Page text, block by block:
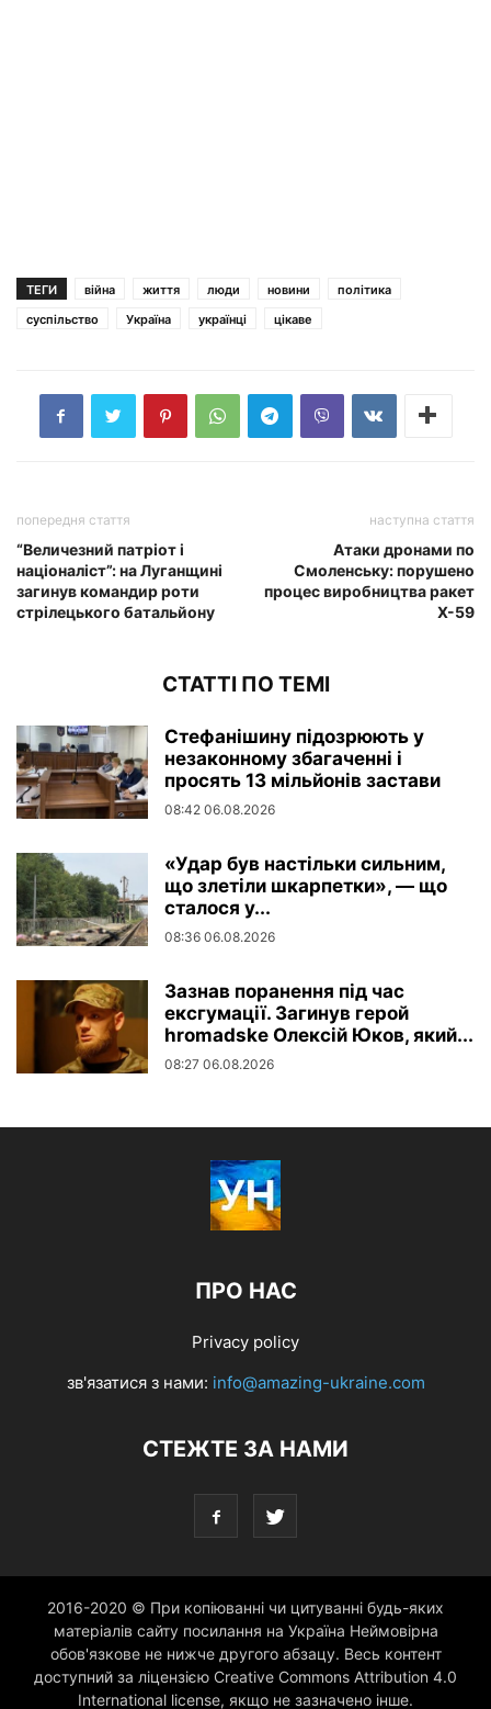
ТЕГИ війна життя люди новини
політика
суспільство
Україна українці цікаве
попередня стаття
“Величезний патріот і
націоналіст”: на Луганщині
загинув командир роти
стрілецького батальйону
наступна стаття
Атаки дронами по
Смоленську: порушено
процес виробництва ракет
Х-59
СТАТТІ ПО ТЕМІ
Стефанішину підозрюють у
незаконному збагаченні і
просять 13 мільйонів застави
08:42 06.08.2026
«Удар був настільки сильним,
що злетіли шкарпетки», — що
сталося у...
08:36 06.08.2026
Зазнав поранення під час
ексгумації. Загинув герой
hromadske Олексій Юков, який...
08:27 06.08.2026
ПРО НАС
Privacy policy
зв'язатися з нами: info@amazing-ukraine.com
СТЕЖТЕ ЗА НАМИ
2016-2020 © При копіюванні чи цитуванні будь-яких
матеріалів сайту посилання на Україна Неймовірна
обов'язкове не нижче другого абзацу. Весь контент
доступний за ліцензією Creative Commons Attribution 4.0
International license, якщо не зазначено інше.